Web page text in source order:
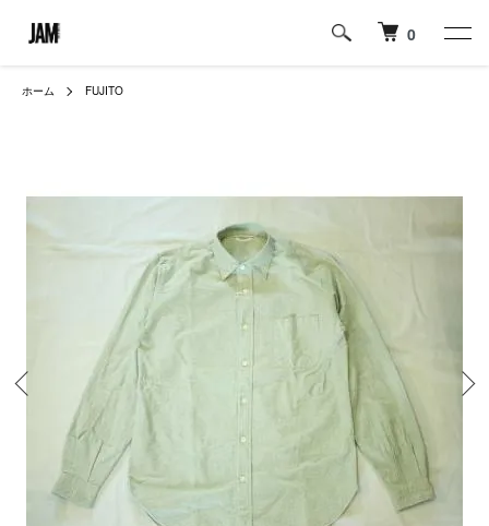
0
ホーム FUJITO